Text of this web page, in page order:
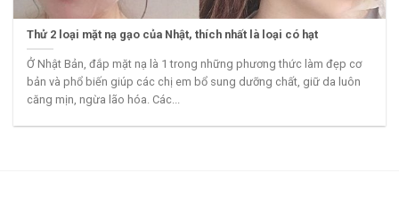
Thử 2 loại mặt nạ gạo của Nhật, thích nhất là loại có hạt
Ở Nhật Bản, đắp mặt nạ là 1 trong những phương thức làm đẹp cơ
bản và phổ biến giúp các chị em bổ sung dưỡng chất, giữ da luôn
căng mịn, ngừa lão hóa. Các...